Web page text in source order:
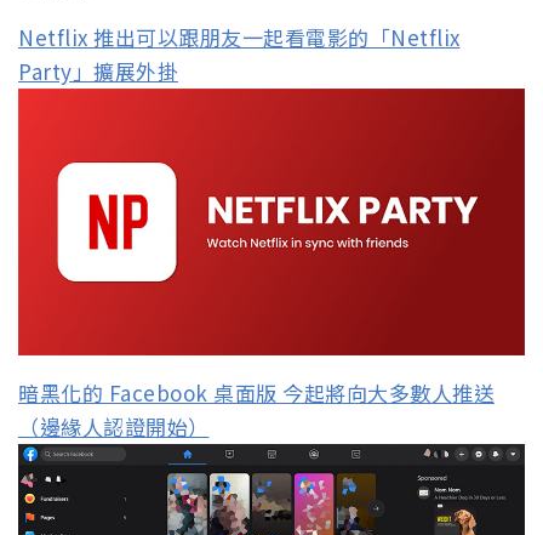
Netflix 推出可以跟朋友一起看電影的「Netflix
Party」擴展外掛
暗黑化的 Facebook 桌面版 今起將向大多數人推送
（邊緣人認證開始）